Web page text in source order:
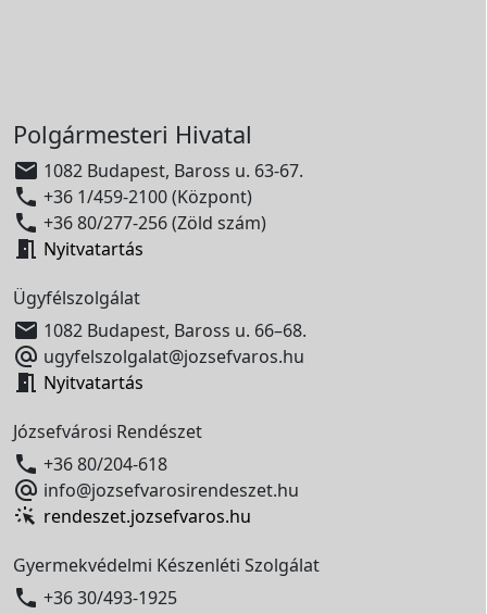
Polgármesteri Hivatal
 1082 Budapest, Baross u. 63-67.
 +36 1/459-2100 (Központ)
 +36 80/277-256 (Zöld szám)
 Nyitvatartás
Ügyfélszolgálat
 1082 Budapest, Baross u. 66–68.
 ugyfelszolgalat@jozsefvaros.hu
 Nyitvatartás
Józsefvárosi Rendészet
 +36 80/204-618
 info@jozsefvarosirendeszet.hu
rendeszet.jozsefvaros.hu
Gyermekvédelmi Készenléti Szolgálat
 +36 30/493-1925